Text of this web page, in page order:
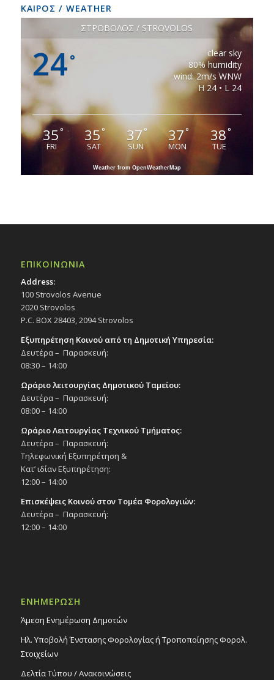
ΚΑΙΡΟΣ / WEATHER
ΣΤΡΟΒΟΛΟΣ / STROVOLOS
24°
clear sky
80% humidity
wind: 2m/s WNW
H 24 • L 24
35°
FRI
35°
SAT
37°
SUN
37°
MON
38°
TUE
Weather from OpenWeatherMap
ΕΠΙΚΟΙΝΩΝΙΑ
Address:
100 Strovolos Avenue
2020 Strovolos
P.C. BOX 28403, 2094 Strovolos
Εξυπηρέτηση Κοινού από τη Δημοτική Υπηρεσία:
Δευτέρα – Παρασκευή:
08:30 – 14:00
Ωράριο λειτουργίας Δημοτικού Ταμείου:
Δευτέρα – Παρασκευή:
08:00 – 14:00
Ωράριο Λειτουργίας Τεχνικού Τμήματος:
Δευτέρα – Παρασκευή:
Τηλεφωνική Εξυπηρέτηση &
Κατ’ ιδίαν Εξυπηρέτηση:
12:00 – 14:00
Επισκέψεις Κοινού στον Τομέα Φορολογιών:
Δευτέρα – Παρασκευή:
12:00 – 14:00
ΕΝΗΜΕΡΩΣΗ
Άμεση Ενημέρωση Δημοτών
Ηλ. Υποβολή Ένστασης Φορολογίας ή Τροποποίησης Φορολ.
Στοιχείων
Δελτία Τύπου / Ανακοινώσεις